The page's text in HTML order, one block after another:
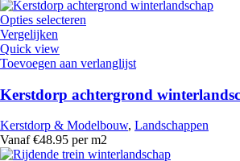
Opties selecteren
Vergelijken
Quick view
Toevoegen aan verlanglijst
Kerstdorp achtergrond
Kerstdorp & Modelbouw, Landschappen
Vanaf €48.95 per m2